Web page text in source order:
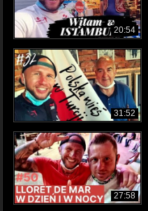
20:54
31:52
27:58